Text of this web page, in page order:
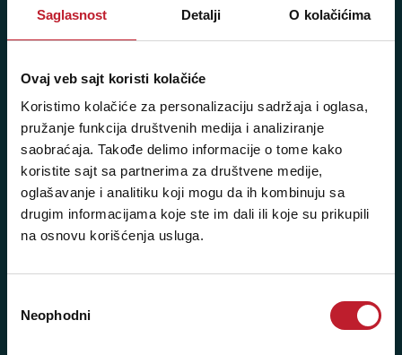
Saglasnost Detalji O kolačićima
Ovaj veb sajt koristi kolačiće
Koristimo kolačiće za personalizaciju sadržaja i oglasa,
pružanje funkcija društvenih medija i analiziranje
saobraćaja. Takođe delimo informacije o tome kako
koristite sajt sa partnerima za društvene medije,
oglašavanje i analitiku koji mogu da ih kombinuju sa
drugim informacijama koje ste im dali ili koje su prikupili
na osnovu korišćenja usluga.
сагласности
Neophodni
Pozovite nas: +381 11 33-47-615
Sms/Viber/WhatsApp
060/6470116
NAŠE PRODAVNICE
Beograd - Svetogorska 9
Telefoni:
+381 11 3347 442
+381 11 3347 615
+381 11 3347 883